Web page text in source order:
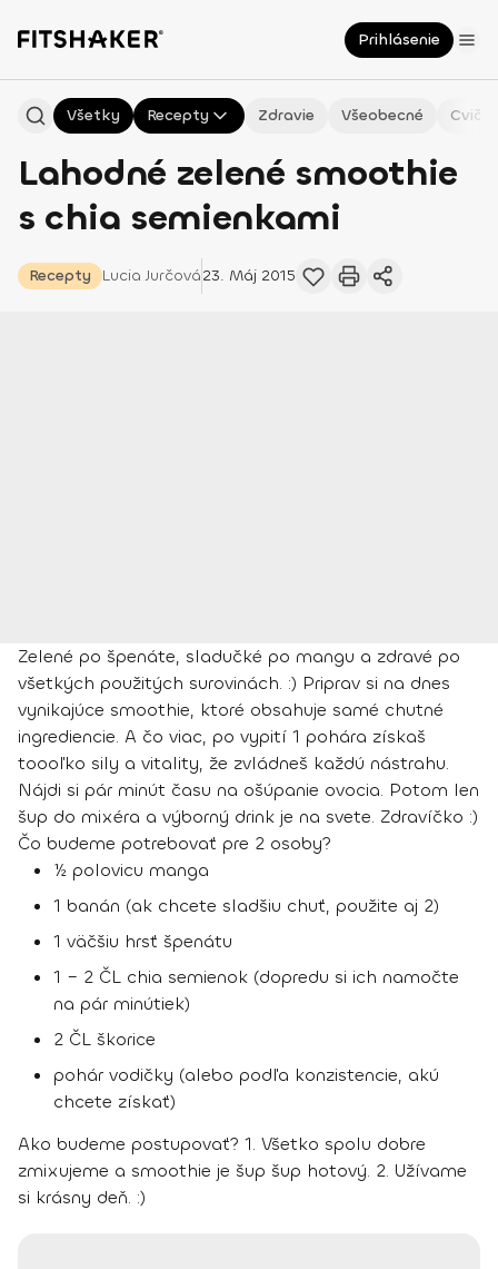
Prihlásenie
Všetky Recepty Zdravie Všeobecné
Lahodné zelené smoothie
s chia semienkami
Recepty Lucia Jurčová23. Máj 2015
Zelené po špenáte, sladučké po mangu a zdravé po
všetkých použitých surovinách. :) Priprav si na dnes
vynikajúce smoothie, ktoré obsahuje samé chutné
ingrediencie. A čo viac, po vypití 1 pohára získaš
toooľko sily a vitality, že zvládneš každú nástrahu.
Nájdi si pár minút času na ošúpanie ovocia. Potom len
šup do mixéra a výborný drink je na svete. Zdravíčko :)
Čo budeme potrebovať pre 2 osoby?
½ polovicu manga
1 banán (ak chcete sladšiu chuť, použite aj 2)
1 väčšiu hrsť špenátu
1 – 2 ČL chia semienok (dopredu si ich namočte
na pár minútiek)
2 ČL škorice
pohár vodičky (alebo podľa konzistencie, akú
chcete získať)
Ako budeme postupovať? 1. Všetko spolu dobre
zmixujeme a smoothie je šup šup hotový. 2. Užívame
si krásny deň. :)